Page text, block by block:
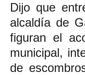
Dijo que
alcaldía de
figuran el
municipal,
de